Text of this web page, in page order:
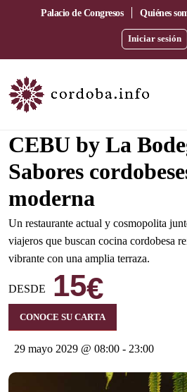
Palacio de Congresos Quiénes
Iniciar sesión
CEBU by La
Sabores
moderna
Un restaurante actual y cosmopolita
viajeros que buscan cocina cordobesa
vibrante con una amplia terraza.
DESDE 15€
CONOCE SU CARTA
29 mayo 2029 @ 08:00 - 23:00